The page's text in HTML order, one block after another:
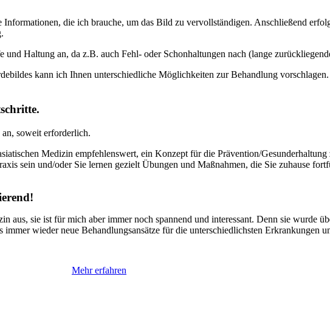
die ich brauche, um das Bild zu vervollständigen. Anschließend
Haltung an, da z.B. auch Fehl- oder Schonhaltungen nach (lange
kann ich Ihnen unterschiedliche Möglichkeiten zur Behandlung
an, soweit erforderlich.
Medizin empfehlenswert, ein Konzept für die Prävention/
sein und/oder Sie lernen gezielt Übungen und Maßnahmen, die Sie zuhause
sie ist für mich aber immer noch spannend und interessant. Denn sie wurde
wieder neue Behandlungsansätze für die unterschiedlichsten Erkrankungen
Mehr erfahren